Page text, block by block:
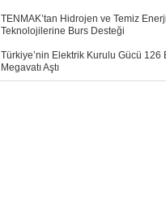
TENMAK’tan Hidrojen ve Temiz Enerji
Teknolojilerine Burs Desteği
Türkiye’nin Elektrik Kurulu Gücü 126
Megavatı Aştı